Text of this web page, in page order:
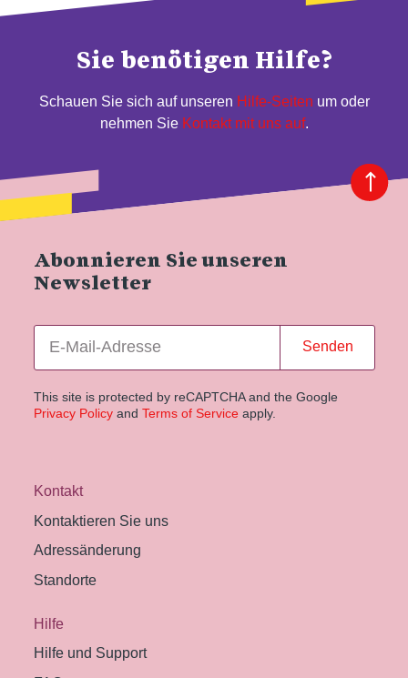
Sie benötigen Hilfe?
Schauen Sie sich auf unseren Hilfe-Seiten um oder
nehmen Sie Kontakt mit uns auf.
Abonnieren Sie unseren
Newsletter
Senden
This site is protected by reCAPTCHA and the Google
Privacy Policyand Terms of Service apply.
Kontakt
Kontaktieren Sie uns
Adressänderung
Standorte
Hilfe
Hilfe und Support